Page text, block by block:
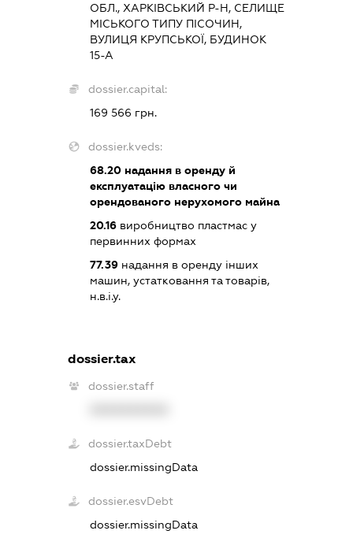
ОБЛ., ХАРКІВСЬКИЙ Р-Н, СЕЛИЩЕ
МІСЬКОГО ТИПУ ПІСОЧИН,
ВУЛИЦЯ КРУПСЬКОЇ, БУДИНОК
15-А
dossier.capital:
169 566 грн.
dossier.kveds:
68.20 надання в оренду й
експлуатацію власного чи
орендованого нерухомого майна
20.16 виробництво пластмас у
первинних формах
77.39 надання в оренду інших
машин, устатковання та товарів,
н.в.і.у.
dossier.tax
dossier.staff
dossier.taxDebt
dossier.missingData
dossier.esvDebt
dossier.missingData